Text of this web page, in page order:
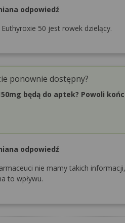
odpowiedź
50 jest rowek dzielący.
ponownie dostępny?
będą do aptek? Powoli
odpowiedź
nie mamy takich
to wpływu.